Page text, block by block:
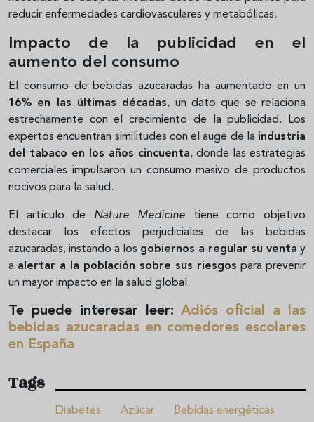
reducir enfermedades cardiovasculares y metabólicas.
Impacto de la publicidad en el
aumento del consumo
El consumo de bebidas azucaradas ha aumentado en un
16% en las últimas décadas, un dato que se relaciona
estrechamente con el crecimiento de la publicidad. Los
expertos encuentran similitudes con el auge de la industria
del tabaco en los años cincuenta, donde las estrategias
comerciales impulsaron un consumo masivo de productos
nocivos para la salud.
El artículo de Nature Medicinetiene como objetivo
destacar los efectos perjudiciales de las bebidas
azucaradas, instando a los gobiernos a regular su venta y
a alertar a la población sobre sus riesgos para prevenir
un mayor impacto en la salud global.
Te puede interesar leer:Adiós oficial a las
bebidas azucaradas en comedores escolares
en España
Tags
Diabetes Azúcar Bebidas energéticas